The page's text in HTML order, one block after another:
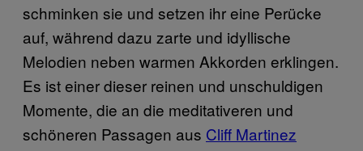
schminken sie und setzen ihr eine Perücke
auf, während dazu zarte und idyllische
Melodien neben warmen Akkorden erklingen.
Es ist einer dieser reinen und unschuldigen
Momente, die an die meditativeren und
schöneren Passagen aus Cliff Martinez